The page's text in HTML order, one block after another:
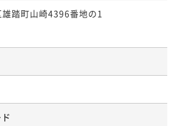
2名 ¥ 11,970 ~
ク和室【1階ラウンジアクセス
和室
踏町山崎4396番地の1